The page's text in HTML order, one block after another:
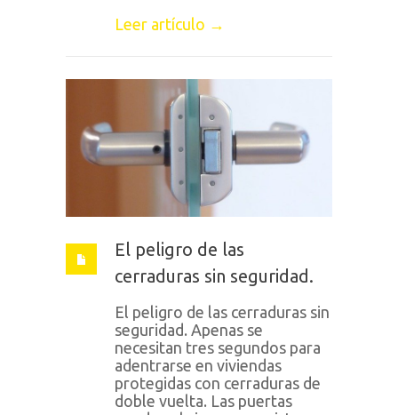
Leer artículo →
El peligro de las
cerraduras sin seguridad.
El peligro de las cerraduras sin
seguridad. Apenas se
necesitan tres segundos para
adentrarse en viviendas
protegidas con cerraduras de
doble vuelta. Las puertas